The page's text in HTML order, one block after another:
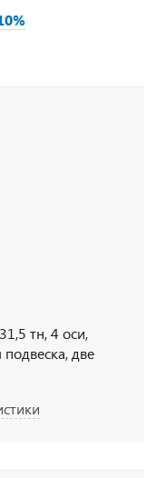
тн, 4 оси,
две